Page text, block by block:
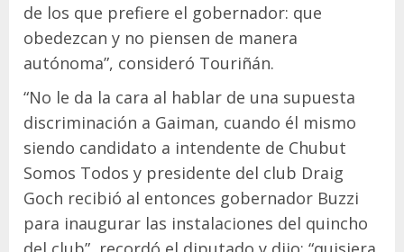
de los que prefiere el gobernador: que
obedezcan y no piensen de manera
autónoma”, consideró Touriñán.
“No le da la cara al hablar de una supuesta
discriminación a Gaiman, cuando él mismo
siendo candidato a intendente de Chubut
Somos Todos y presidente del club Draig
Goch recibió al entonces gobernador Buzzi
para inaugurar las instalaciones del quincho